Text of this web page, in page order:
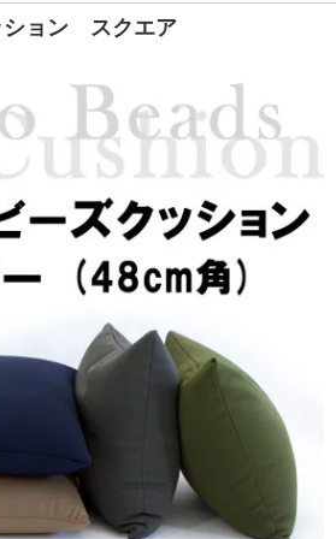
ション スクエア